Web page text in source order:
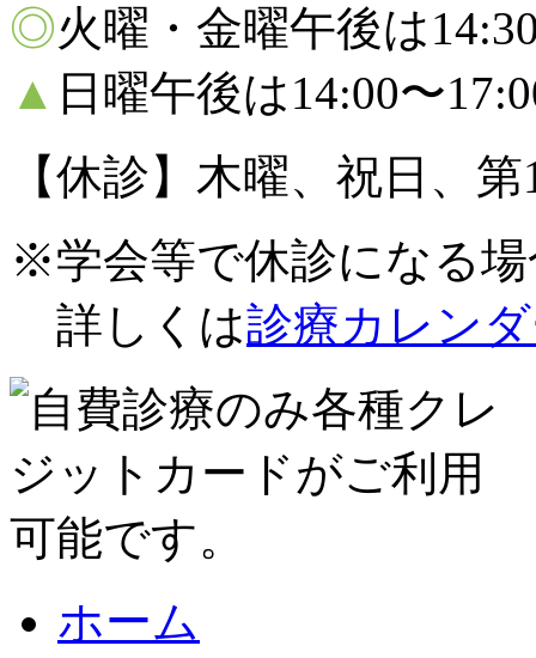
◎火曜・金曜午後は
▲ 日曜午後は14:00〜
【休診】木曜、祝日、
※学会等で休診になる
詳しくは診療カレン
ホーム